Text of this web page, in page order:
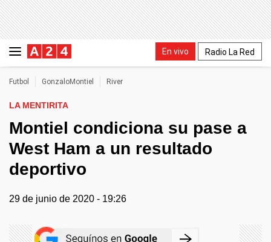
En vivo Radio La Red
Futbol GonzaloMontiel River
LA MENTIRITA
Montiel condiciona su pase a
West Ham a un resultado
deportivo
29 de junio de 2020 - 19:26